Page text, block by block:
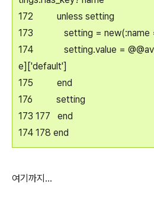
172 unless setting
173 setting = new(:name
174 setting.value =
e]['default']
175 end
176 setting
173 177 end
174 178 end
여기까지...